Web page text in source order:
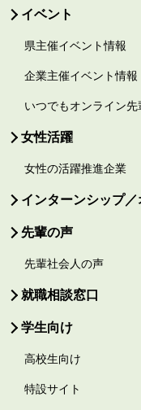
イベント
県主催イベント情報
企業主催イベント情報
いつでもオンライン先
女性活躍
女性の活躍推進企業
インターンシップ
先輩の声
先輩社会人の声
就職相談窓口
学生向け
高校生向け
特設サイト